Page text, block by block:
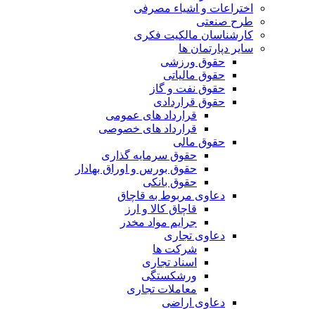
اختراعات و اشیاء مصرفی
طرح صنعتی
کارشناسان مالکیت فکری
سایر دپارتمان ها
حقوق ورزشی
حقوق مالیاتی
حقوق نفت و گاز
حقوق قراردادی
قرارداد های عمومی
قرارداد های خصوصی
حقوق مالی
حقوق سرمایه گذاری
حقوق بورس و اوراق بهادار
حقوق بانکی
دعاوی مربوط به قاچاق
قاچاق کالا و ارز
جرایم مواد مخدر
دعاوی تجاری
شرکت ها
اسناد تجاری
ورشکستگی
معاملات تجاری
دعاوی اراضی